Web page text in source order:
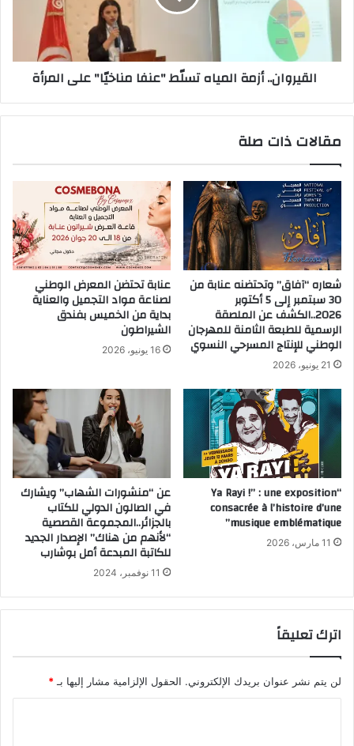
القيروان.. أزمة المياه تسلّط "عنفا مناخيّا" على المرأة‎‎
مقالات ذات صلة
شعاره “آفاق” وتحتضنه عنابة من
30 سبتمبر إلى 5 أكتوبر
2026..الكشف عن الملصقة
الرسمية للطبعة الثامنة للمهرجان
الوطني للإنتاج المسرحي النسوي
21 يونيو، 2026
عنابة تحتضن المعرض الوطني
لصناعة مواد التجميل والعناية
بداية من الخميس بفندق
الشيراطون
16 يونيو، 2026
“Ya Rayi !” : une exposition
consacrée à l’histoire d’une
musique emblématique”
11 مارس، 2026
عن “منشورات الشهاب” ويشارك
في الصالون الدولي للكتاب
بالجزائر..المجموعة القصصية
“لأنهم من هناك” الإصدار الجديد
للكاتبة المبدعة أمل بوشارب
11 نوفمبر، 2024
اترك تعليقاً
لن يتم نشر عنوان بريدك الإلكتروني. الحقول الإلزامية مشار إليها بـ *